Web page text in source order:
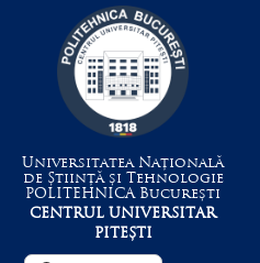
Universitatea Națională
de Știință și Tehnologie
POLITEHNICABucurești
CENTRUL UNIVERSITAR
PITEȘTI
Menu